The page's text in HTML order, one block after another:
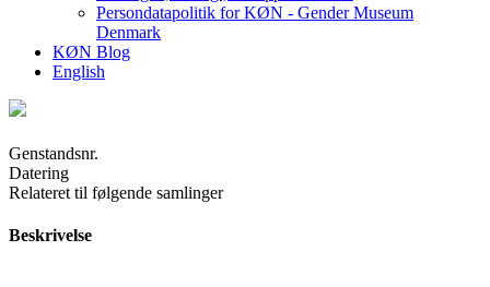
Persondatapolitik for KØN - Gender Museum
Denmark
KØN Blog
English
Genstandsnr.
Datering
Relateret til følgende samlinger
Beskrivelse